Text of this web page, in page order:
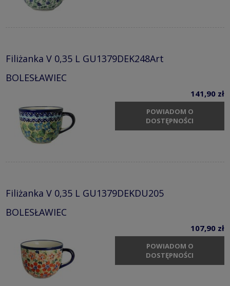
Filiżanka V 0,35 L GU1379DEK248Art
BOLESŁAWIEC
141,90 zł
POWIADOM O
DOSTĘPNOŚCI
Filiżanka V 0,35 L GU1379DEKDU205
BOLESŁAWIEC
107,90 zł
POWIADOM O
DOSTĘPNOŚCI